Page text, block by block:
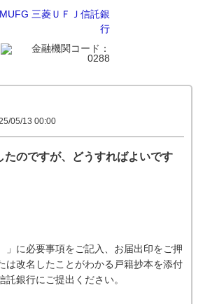
05/13 00:00
たのですが、どうすればよいです
」に必要事項をご記入、お届出印をご押
は改名したことがわかる戸籍抄本を添付
銀行にご提出ください。